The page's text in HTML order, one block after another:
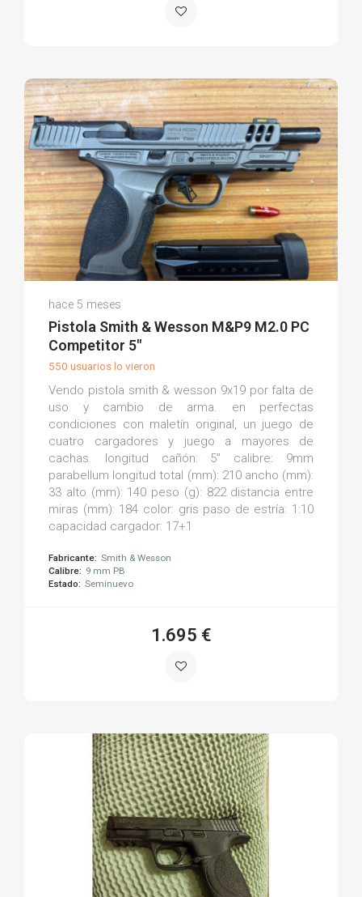
(0)
hace 5 meses
Pistola Smith & Wesson M&P9 M2.0 PC
Competitor 5"
550 usuarios lo vieron
Vendo pistola smith & wesson 9x19 por falta de
uso y cambio de arma. en perfectas
condiciones con maletín original, un juego de
cuatro cargadores y juego a mayores de
cachas. longitud cañón: 5" calibre: 9mm
parabellum longitud total (mm): 210 ancho (mm):
33 alto (mm): 140 peso (g): 822 distancia entre
miras (mm): 184 color: gris paso de estría: 1:10
capacidad cargador: 17+1
Fabricante: Smith & Wesson
Calibre: 9 mm PB
Estado: Seminuevo
1.695 €